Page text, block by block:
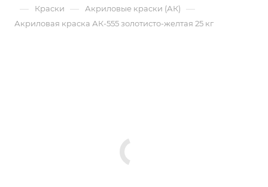
— Краски — Акриловые краски (АК) —
Акриловая краска АК-555 золотисто-желтая 25 кг